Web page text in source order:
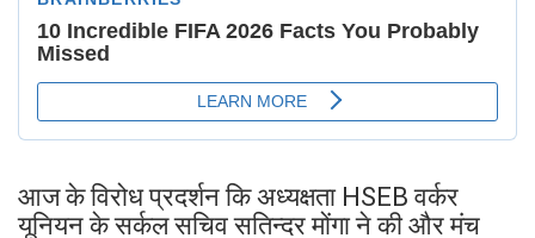
आज के विरोध प्रदर्शन कि अध्यक्षता HSEB वर्कर
यूनियन के सर्कल सचिव सतिन्दर मोंगा ने की और मंच